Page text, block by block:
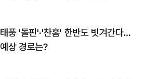
태풍 '돌핀'·'찬홈' 한반도 빗겨간다…
예상 경로는?